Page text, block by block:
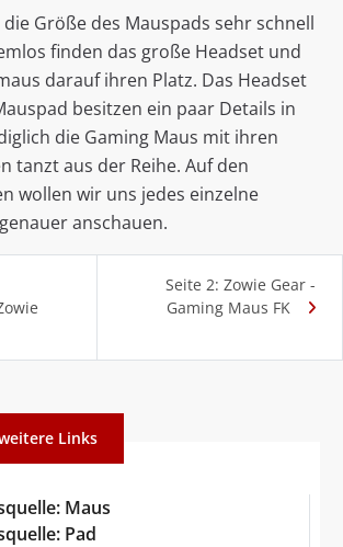
Größe des Mauspads sehr schnell
finden das große Headset und
darauf ihren Platz. Das Headset
besitzen ein paar Details in
die Gaming Maus mit ihren
tanzt aus der Reihe. Auf den
wollen wir uns jedes einzelne
anschauen.
Seite 2: Zowie Gear -
Gaming Maus FK
Links
Maus
Pad